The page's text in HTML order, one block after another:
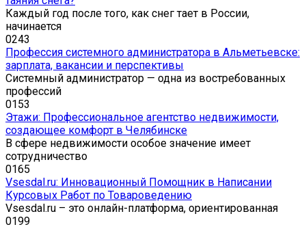
Каждый год после того, как снег тает в России,
начинается
0243
Профессия системного администратора в Альметьевске:
зарплата, вакансии и перспективы
Системный администратор — одна из востребованных
профессий
0153
Этажи: Профессиональное агентство недвижимости,
создающее комфорт в Челябинске
В сфере недвижимости особое значение имеет
сотрудничество
0165
Vsesdal.ru: Инновационный Помощник в Написании
Курсовых Работ по Товароведению
Vsesdal.ru – это онлайн-платформа, ориентированная
0199